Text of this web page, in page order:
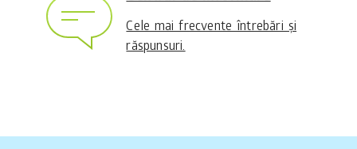
Cele mai frecvente întrebări și
răspunsuri.